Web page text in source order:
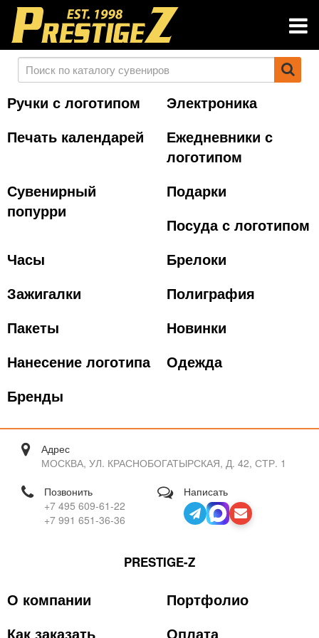
Ручки с логотипом
Электроника
Печать календарей
Ежедневники с
логотипом
Сувенирный
попурри
Подарки
Посуда с логотипом
Часы
Брелоки
Зажигалки
Полиграфия
Пакеты
Новинки
Нанесение логотипа
Одежда
Бренды
Адрес
МОСКВА, УЛ. КРАСНОБОГАТЫРСКАЯ, Д. 42, СТР. 1
Позвонить
+7 495 609-61-22
+7 991 651-36-36
Написать
PRESTIGE-Z
О компании
Портфолио
Как заказать
Оплата